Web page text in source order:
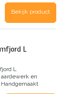
Bekijk product
L
L
en